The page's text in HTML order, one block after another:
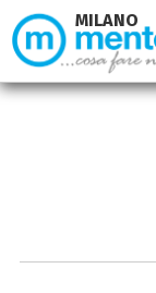
MILANO